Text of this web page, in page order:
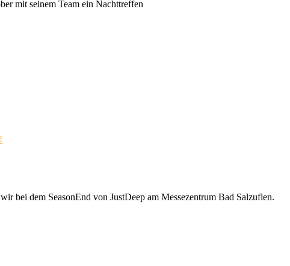
mit seinem Team ein Nachttreffen
bei dem SeasonEnd von JustDeep am Messezentrum Bad Salzuflen.